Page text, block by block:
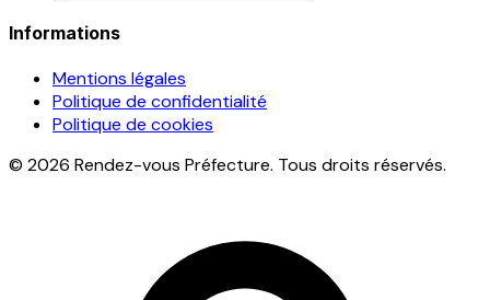
Informations
Mentions légales
Politique de confidentialité
Politique de cookies
© 2026 Rendez-vous Préfecture. Tous droits réservés.